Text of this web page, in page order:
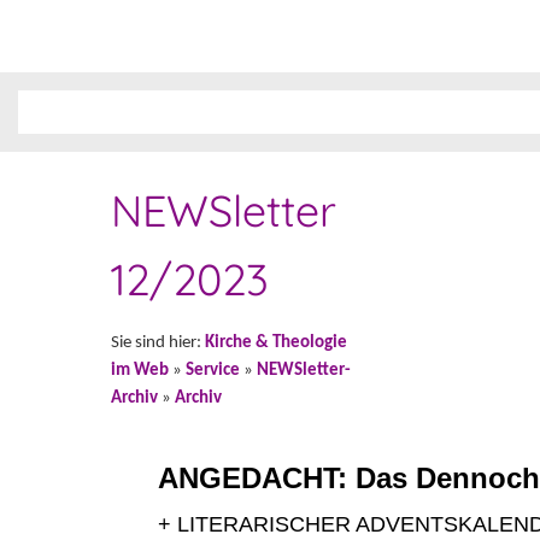
NEWSletter
12/2023
Sie sind hier: Kirche & Theologie
im Web » Service » NEWSletter-
Archiv » Archiv
ANGEDACHT: Das Dennoch
+ LITERARISCHER